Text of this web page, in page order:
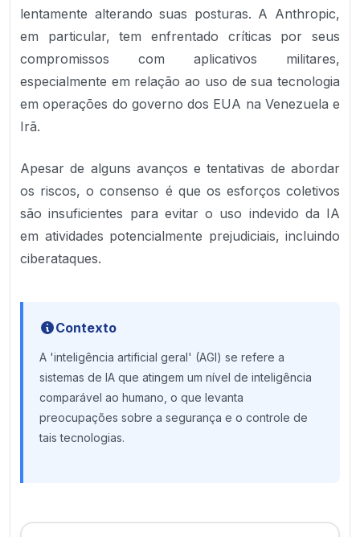
lentamente alterando suas posturas. A Anthropic,
em particular, tem enfrentado críticas por seus
compromissos com aplicativos militares,
especialmente em relação ao uso de sua tecnologia
em operações do governo dos EUA na Venezuela e
Irã.
Apesar de alguns avanços e tentativas de abordar
os riscos, o consenso é que os esforços coletivos
são insuficientes para evitar o uso indevido da IA
em atividades potencialmente prejudiciais, incluindo
ciberataques.
Contexto
A 'inteligência artificial geral' (AGI) se refere a
sistemas de IA que atingem um nível de inteligência
comparável ao humano, o que levanta
preocupações sobre a segurança e o controle de
tais tecnologias.